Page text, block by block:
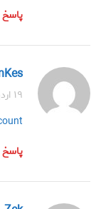
پاسخ
۱۹ اردیبهشت ۱۴۰۴ در ۱۲:۱۶ ق.ظ
پاسخ